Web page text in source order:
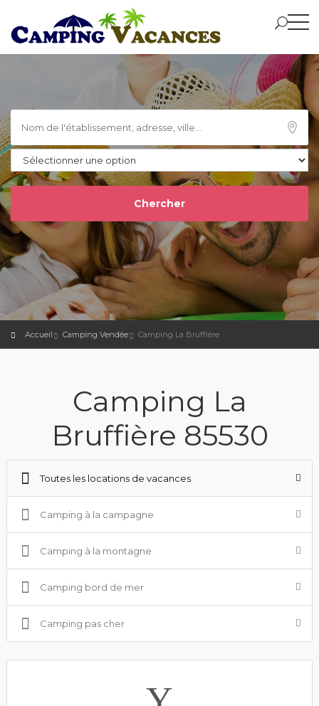
Accueil Camping Vendée Camping La Bruffière
Camping La
Bruffière 85530
Toutes les locations de vacances
Camping à la campagne
Camping à la montagne
Camping bord de mer
Camping pas cher